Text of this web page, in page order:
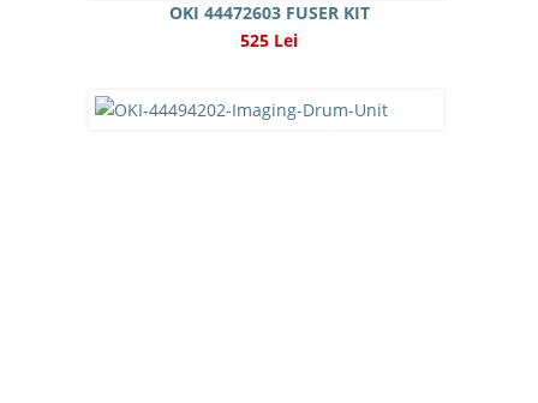
OKI 44472603 FUSER KIT
525 Lei